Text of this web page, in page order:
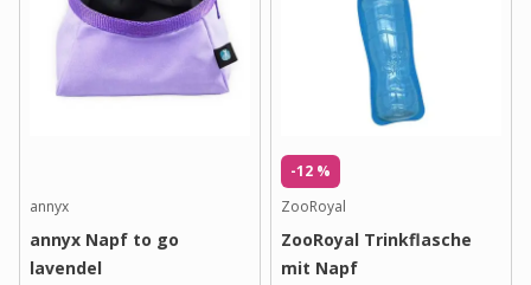
annyx
annyx Napf to go
lavendel
-12 %
ZooRoyal
ZooRoyal Trinkflasche
mit Napf